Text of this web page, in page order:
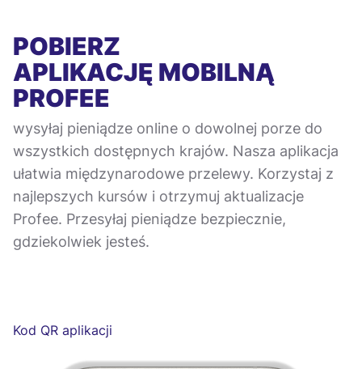
POBIERZ
APLIKACJĘ MOBILNĄ
PROFEE
wysyłaj pieniądze online o dowolnej porze do
wszystkich dostępnych krajów. Nasza aplikacja
ułatwia międzynarodowe przelewy. Korzystaj z
najlepszych kursów i otrzymuj aktualizacje
Profee. Przesyłaj pieniądze bezpiecznie,
gdziekolwiek jesteś.
Kod QR aplikacji